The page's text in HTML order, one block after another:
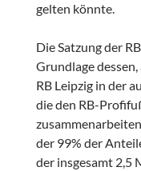
gelten könnte.
Die Satzung der
Grundlage
RB Leipzig in der
die den RB-
der 99% der
der insgesamt 2,5